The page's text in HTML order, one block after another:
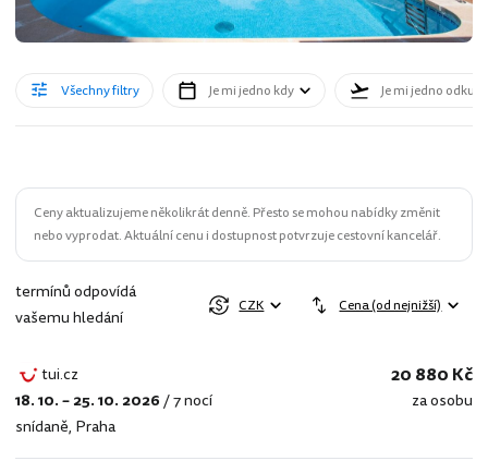
Všechny filtry Je mi jedno kdy Je mi jedno odkud
Ceny aktualizujeme několikrát denně. Přesto se mohou nabídky změnit
nebo vyprodat. Aktuální cenu i dostupnost potvrzuje cestovní kancelář.
termínů odpovídá
vašemu hledání
CZK Cena (od nejnižší)
tui.cz
tui.cz
18. 10. – 25. 10. 2026/7 nocí
snídaně, Praha
20 880 Kč
za osobu